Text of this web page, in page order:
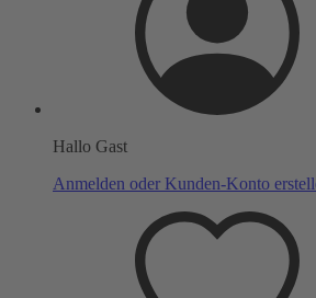
Hallo Gast
Anmelden oder Kunden-Konto